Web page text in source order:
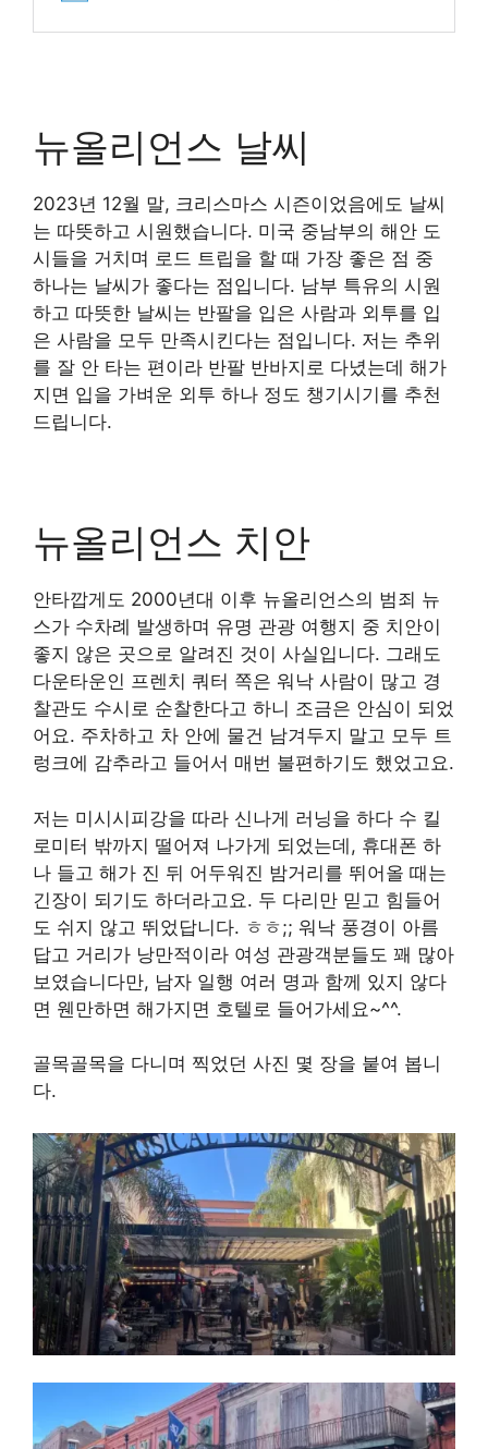
뉴올리언스 날씨
2023년 12월 말, 크리스마스 시즌이었음에도 날씨
는 따뜻하고 시원했습니다. 미국 중남부의 해안 도
시들을 거치며 로드 트립을 할 때 가장 좋은 점 중
하나는 날씨가 좋다는 점입니다. 남부 특유의 시원
하고 따뜻한 날씨는 반팔을 입은 사람과 외투를 입
은 사람을 모두 만족시킨다는 점입니다. 저는 추위
를 잘 안 타는 편이라 반팔 반바지로 다녔는데 해가
지면 입을 가벼운 외투 하나 정도 챙기시기를 추천
드립니다.
뉴올리언스 치안
안타깝게도 2000년대 이후 뉴올리언스의 범죄 뉴
스가 수차례 발생하며 유명 관광 여행지 중 치안이
좋지 않은 곳으로 알려진 것이 사실입니다. 그래도
다운타운인 프렌치 쿼터 쪽은 워낙 사람이 많고 경
찰관도 수시로 순찰한다고 하니 조금은 안심이 되었
어요. 주차하고 차 안에 물건 남겨두지 말고 모두 트
렁크에 감추라고 들어서 매번 불편하기도 했었고요.
저는 미시시피강을 따라 신나게 러닝을 하다 수 킬
로미터 밖까지 떨어져 나가게 되었는데, 휴대폰 하
나 들고 해가 진 뒤 어두워진 밤거리를 뛰어올 때는
긴장이 되기도 하더라고요. 두 다리만 믿고 힘들어
도 쉬지 않고 뛰었답니다. ㅎㅎ;; 워낙 풍경이 아름
답고 거리가 낭만적이라 여성 관광객분들도 꽤 많아
보였습니다만, 남자 일행 여러 명과 함께 있지 않다
면 웬만하면 해가지면 호텔로 들어가세요~^^.
골목골목을 다니며 찍었던 사진 몇 장을 붙여 봅니
다.